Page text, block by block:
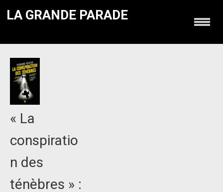
LA GRANDE PARADE
« La
conspiratio
n des
ténèbres » :